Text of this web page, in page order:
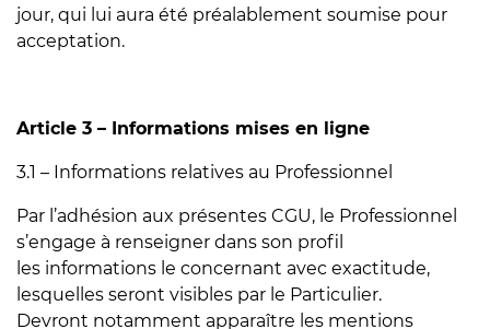
jour, qui lui aura été préalablement soumise pour
acceptation.
Article 3 – Informations mises en ligne
3.1 – Informations relatives au Professionnel
Par l’adhésion aux présentes CGU, le Professionnel
s’engage à renseigner dans son profil
les informations le concernant avec exactitude,
lesquelles seront visibles par le Particulier.
Devront notamment apparaître les mentions